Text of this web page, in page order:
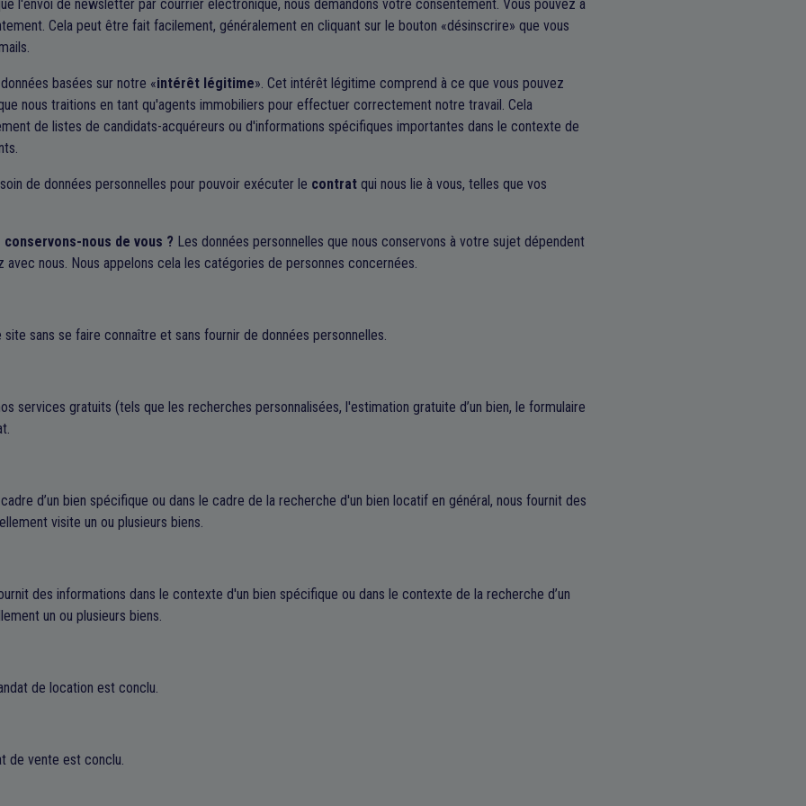
l'envoi de newsletter par courrier électronique, nous demandons votre consentement. Vous pouvez à
Cela peut être fait facilement, généralement en cliquant sur le bouton «désinscrire» que vous
basées sur notre «intérêt légitime». Cet intérêt légitime comprend à ce que vous pouvez
nous traitions en tant qu'agents immobiliers pour effectuer correctement notre travail. Cela
de listes de candidats-acquéreurs ou d'informations spécifiques importantes dans le contexte de
de données personnelles pour pouvoir exécuter le contrat qui nous lie à vous, telles que vos
nous de vous ? Les données personnelles que nous conservons à votre sujet dépendent
nous. Nous appelons cela les catégories de personnes concernées.
sans se faire connaître et sans fournir de données personnelles.
services gratuits (tels que les recherches personnalisées, l'estimation gratuite d’un bien, le formulaire
d’un bien spécifique ou dans le cadre de la recherche d'un bien locatif en général, nous fournit des
visite un ou plusieurs biens.
des informations dans le contexte d'un bien spécifique ou dans le contexte de la recherche d’un
un ou plusieurs biens.
de location est conclu.
de vente est conclu.